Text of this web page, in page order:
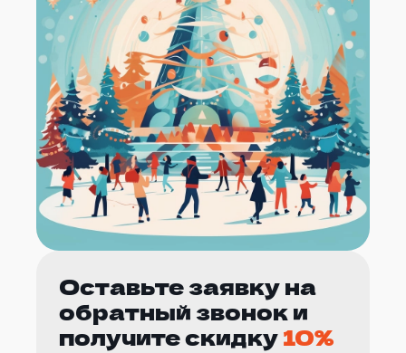
Оставьте заявку на
обратный звонок и
получите скидку10%